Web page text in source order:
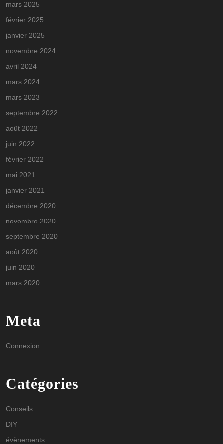
mars 2025
février 2025
janvier 2025
novembre 2024
avril 2024
mars 2024
mars 2023
septembre 2022
août 2022
juin 2022
février 2022
mai 2021
janvier 2021
décembre 2020
novembre 2020
septembre 2020
août 2020
juin 2020
mars 2020
Meta
Connexion
Catégories
Conseils
DIY
évènements